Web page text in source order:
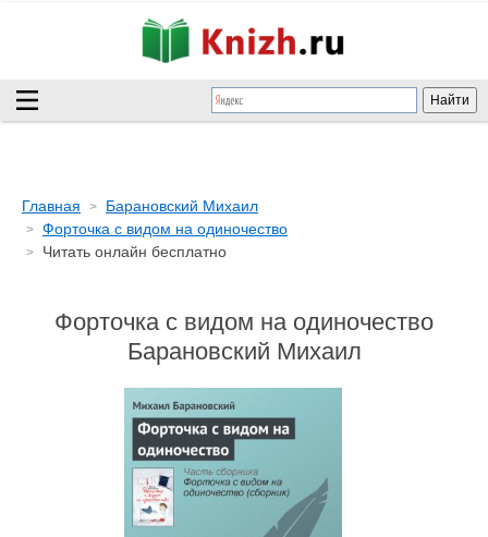
Главная
Барановский Михаил
Форточка с видом на одиночество
Читать онлайн бесплатно
Форточка с видом на одиночество
Барановский Михаил